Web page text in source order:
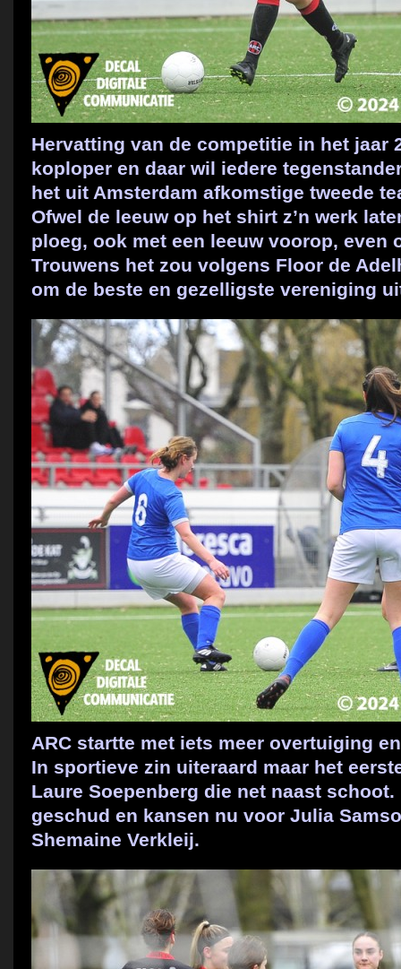
Hervatting van de competitie in het jaar
koploper en daar wil iedere
het uit Amsterdam afkomstige tweede
Ofwel de leeuw op het shirt z’n werk
ploeg, ook met een leeuw voorop, even
Trouwens het zou volgens Floor de
om de beste en gezelligste vereniging
ARC startte met iets meer overtuiging
In sportieve zin uiteraard maar het
Laure Soepenberg die net naast
geschud en kansen nu voor Julia
Shemaine Verkleij.